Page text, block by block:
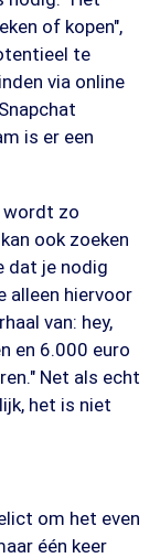
of kopen",
te
via online
is er een
wordt zo
ook zoeken
dat je nodig
alleen hiervoor
van: hey,
en 6.000 euro
Net als echt
het is niet
om het even
één keer